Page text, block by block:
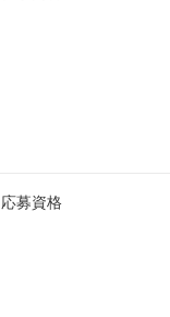
応募資格